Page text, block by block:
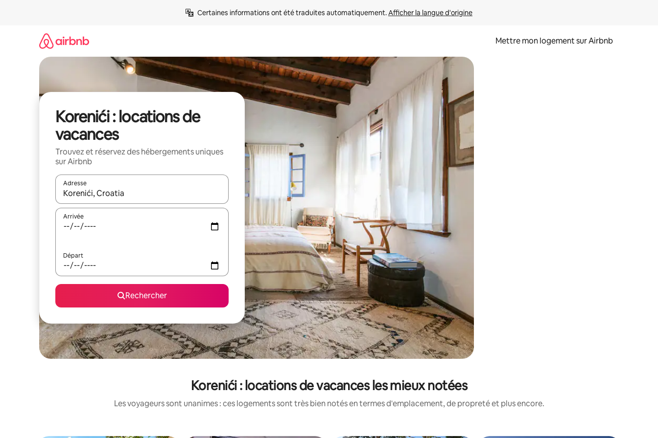
Certaines informations ont été traduites automatiquement. Afficher la langue d'origine
Mettre mon logement sur Airbnb
Korenići : locations de
vacances
Trouvez et réservez des hébergements uniques
sur Airbnb
Adresse
Lorsque les résultats s'affichent, utilisez les flèches vers le haut et vers le bas pour les parcourir ou en appuyant et en faisant glisser.
Arrivée
Départ
Rechercher
Korenići : locations de vacances les mieux notées
Les voyageurs sont unanimes : ces logements sont très bien notés en termes d'emplacement, de propreté et plus encore.